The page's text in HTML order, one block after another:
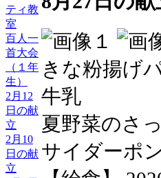
ティ教
室
百人一
首大会
（１年
生）
2月12
日の献
立
2月10
日の献
立
きな粉揚げ
牛乳
夏野菜のさ
サイダーポ